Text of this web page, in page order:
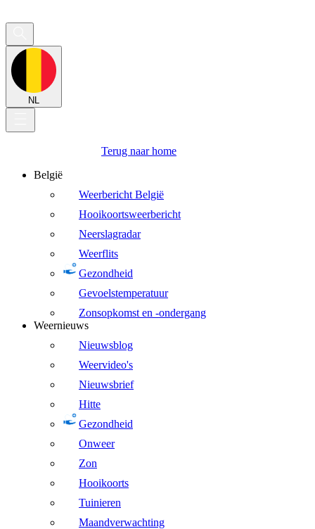
NL
Terug naar home
België
Weerbericht België
Hooikoortsweerbericht
Neerslagradar
Weerflits
Gezondheid
Gevoelstemperatuur
Zonsopkomst en -ondergang
Weernieuws
Nieuwsblog
Weervideo's
Nieuwsbrief
Hitte
Gezondheid
Onweer
Zon
Hooikoorts
Tuinieren
Maandverwachting